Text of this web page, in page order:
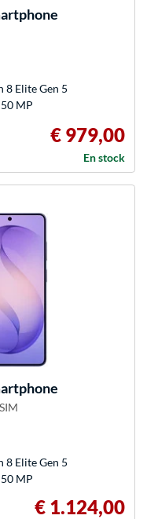
8 Elite Gen 5
MP
€ 979,00
En stock
8 Elite Gen 5
MP
€ 1.124,00